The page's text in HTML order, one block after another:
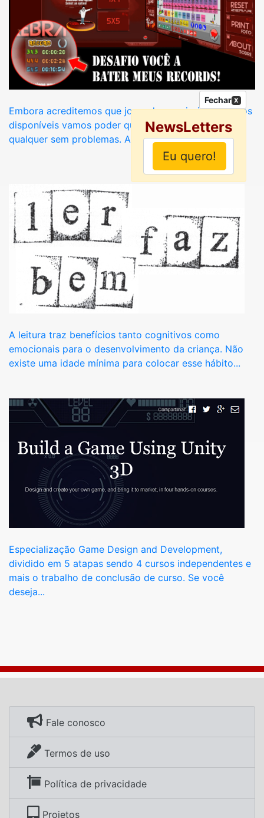
Embora acreditemos que jogando a maioria dos jogos
disponíveis vamos poder qualquer jogar outro
qualquer sem problemas. A verdade é que,...
A leitura traz benefícios tanto cognitivos como
emocionais para o desenvolvimento da criança. Não
existe uma idade mínima para colocar esse hábito...
Especialização Game Design and Development,
dividido em 5 atapas sendo 4 cursos independentes e
mais o trabalho de conclusão de curso. Se você
deseja...
Fechar X
NewsLetters
Fale conosco
Termos de uso
Política de privacidade
Projetos